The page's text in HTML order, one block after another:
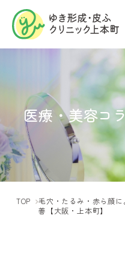
医療・美容コ
TOP
毛穴・たるみ・赤ら顔
善【大阪・上本町】